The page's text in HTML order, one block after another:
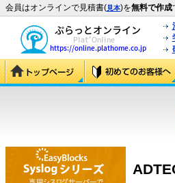
会員はオンラインで見積書(見本)を無料で作成